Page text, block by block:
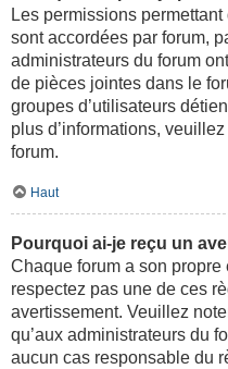
Les permissions
sont accordées par forum,
administrateurs du forum
de pièces jointes dans le
groupes d’utilisateurs
plus d’informations,
forum.
Haut
Pourquoi ai-je reçu un
Chaque forum a son
respectez pas une de ces
avertissement. Veuillez
qu’aux administrateurs du
aucun cas responsable du